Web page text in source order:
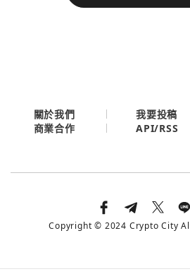
關於我們 我要投稿
商業合作
API/RSS
Copyright © 2024 Crypto City